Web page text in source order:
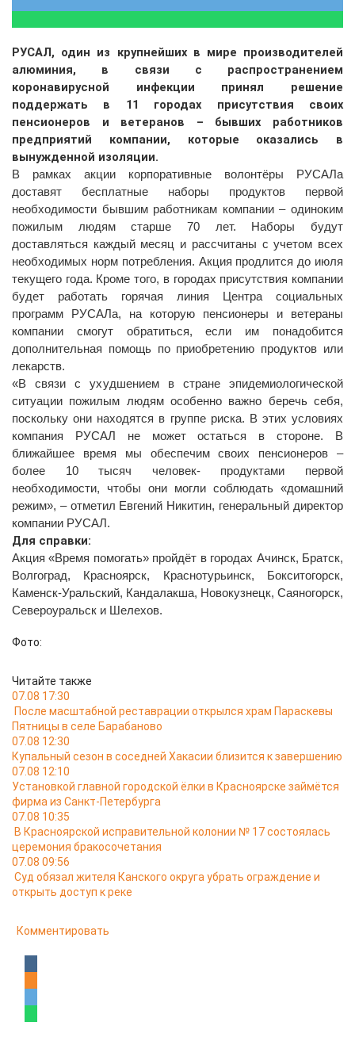
РУСАЛ, один из крупнейших в мире производителей
алюминия, в
связи с распространением
коронавирусной инфекции принял решение
поддержать в 11 городах присутствия своих
пенсионеров и ветеранов – бывших работников
предприятий компании, которые оказались в
вынужденной изоляции.
В рамках акции корпоративные волонтёры РУСАЛа
доставят бесплатные наборы продуктов первой
необходимости бывшим работникам компании – одиноким
пожилым людям старше 70 лет. Наборы будут
доставляться каждый месяц и рассчитаны с учетом всех
необходимых норм потребления. Акция продлится до июля
текущего года. Кроме того, в городах присутствия компании
будет работать горячая линия Центра социальных
программ РУСАЛа, на которую пенсионеры и ветераны
компании смогут обратиться, если им понадобится
дополнительная помощь по приобретению продуктов или
лекарств.
«В связи с ухудшением в стране эпидемиологической
ситуации пожилым людям особенно важно беречь себя,
поскольку они находятся в группе риска. В этих условиях
компания РУСАЛ не может остаться в стороне. В
ближайшее время мы обеспечим своих пенсионеров –
более 10 тысяч человек- продуктами первой
необходимости, чтобы они могли соблюдать «домашний
режим», – отметил Евгений Никитин, генеральный директор
компании РУСАЛ.
Для справки:
Акция «Время помогать» пройдёт в городах Ачинск, Братск,
Волгоград, Красноярск, Краснотурьинск, Бокситогорск,
Каменск-Уральский, Кандалакша, Новокузнецк, Саяногорск,
Североуральск и Шелехов.
Фото:
Читайте также
07.08 17:30
После масштабной реставрации открылся храм Параскевы
Пятницы в селе Барабаново
07.08 12:30
Купальный сезон в соседней Хакасии близится к завершению
07.08 12:10
Установкой главной городской ёлки в Красноярске займётся
фирма из Санкт-Петербурга
07.08 10:35
В Красноярской исправительной колонии № 17 состоялась
церемония бракосочетания
07.08 09:56
Суд обязал жителя Канского округа убрать ограждение и
открыть доступ к реке
Комментировать